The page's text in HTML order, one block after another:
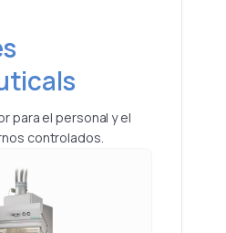
para el personal y el
controlados.